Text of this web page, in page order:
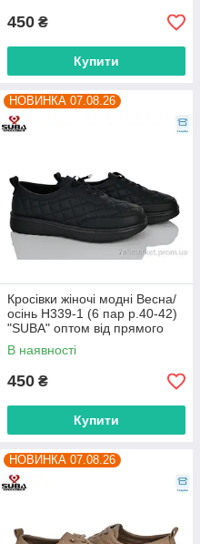
450 ₴
Купити
НОВИНКА 07.08.26
Кросівки жіночі модні Весна/
осінь H339-1 (6 пар р.40-42)
"SUBA" оптом від прямого
постачальника
В наявності
450 ₴
Купити
НОВИНКА 07.08.26